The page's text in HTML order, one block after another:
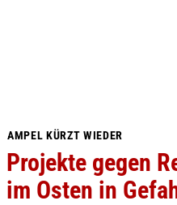
AMPEL KÜRZT WIEDER
Projekte gegen
im Osten in